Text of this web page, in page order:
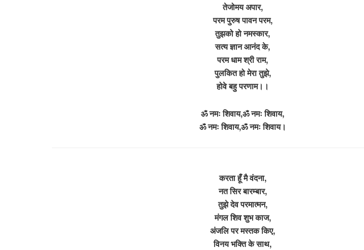
तेजोमय अपार,
परम पुरुष पावन परम,
तुझको हो नमस्कार,
सत्य ज्ञान आनंद के,
परम धाम श्री राम,
पुलकित हो मेरा तुझे,
होवे बहु परणाम।।
ॐ नमः शिवाय,ॐ नमः शिवाय,
ॐ नमः शिवाय,ॐ नमः शिवाय।
करता हूँ मै वंदना,
नत सिर बारम्बार,
तुझे देव परमात्मन,
मंगल शिव शुभ काज,
अंजलि पर मस्तक किए,
विनय भक्ति के साथ,